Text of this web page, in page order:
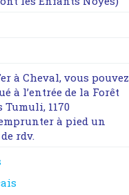
à Cheval, vous pouvez
à l’entrée de la Forêt
Tumuli, 1170
à pied un
rdv.